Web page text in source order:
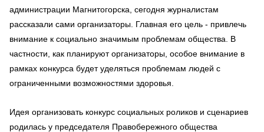
администрации Магнитогорска, сегодня журналистам
рассказали сами организаторы. Главная его цель - привлечь
внимание к социально значимым проблемам общества. В
частности, как планируют организаторы, особое внимание в
рамках конкурса будет уделяться проблемам людей с
ограниченными возможностями здоровья.
Идея организовать конкурс социальных роликов и сценариев
родилась у председателя Правобережного общества